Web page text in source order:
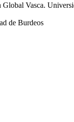
Vasca.
de Burdeos